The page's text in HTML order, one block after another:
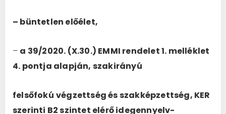
– büntetlen előélet,
– a 39/2020. (X.30.) EMMI rendelet 1. melléklet
4. pontja alapján, szakirányú
felsőfokú végzettség és szakképzettség, KER
szerinti B2 szintet elérő idegennyelv-